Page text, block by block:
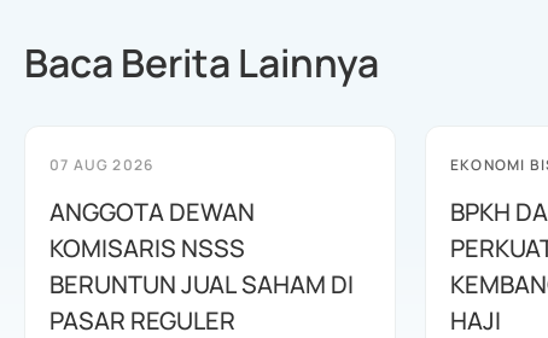
Baca Berita Lainnya
07 AUG 2026
ANGGOTA DEWAN
KOMISARIS NSSS
BERUNTUN JUAL SAHAM DI
PASAR REGULER
EKONOMI
BPKH
HAJI